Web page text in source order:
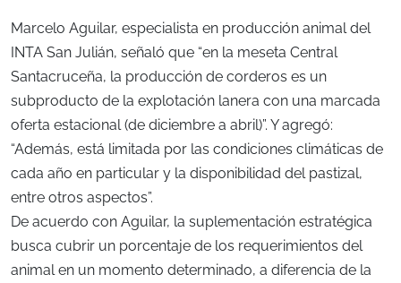
Marcelo Aguilar, especialista en producción animal del
INTA San Julián, señaló que “en la meseta Central
Santacruceña, la producción de corderos es un
subproducto de la explotación lanera con una marcada
oferta estacional (de diciembre a abril)”. Y agregó:
“Además, está limitada por las condiciones climáticas de
cada año en particular y la disponibilidad del pastizal,
entre otros aspectos”.
De acuerdo con Aguilar, la suplementación estratégica
busca cubrir un porcentaje de los requerimientos del
animal en un momento determinado, a diferencia de la